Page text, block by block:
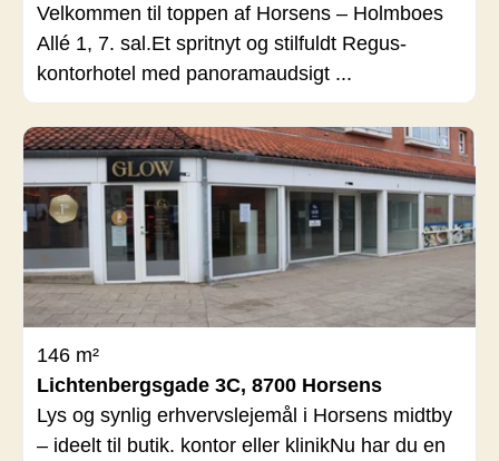
Velkommen til toppen af Horsens – Holmboes
Allé 1, 7. sal.Et spritnyt og stilfuldt Regus-
kontorhotel med panoramaudsigt ...
146 m²
Lichtenbergsgade 3C, 8700 Horsens
Lys og synlig erhvervslejemål i Horsens midtby
– ideelt til butik. kontor eller klinikNu har du en